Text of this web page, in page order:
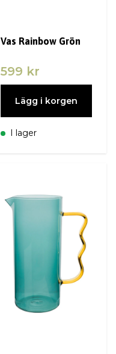
Vas Rainbow Grön
599 kr
Lägg i korgen
I lager